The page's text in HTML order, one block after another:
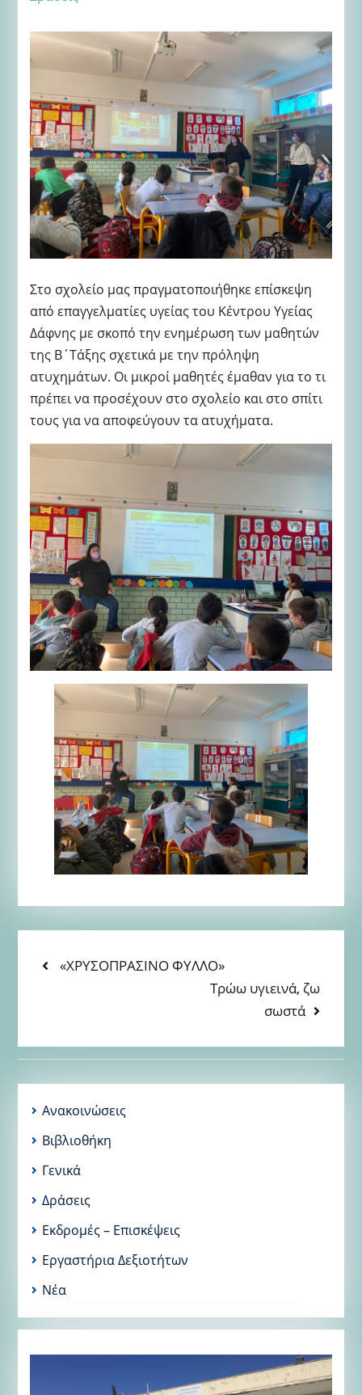
Στο σχολείο μας πραγματοποιήθηκε επίσκεψη
από επαγγελματίες υγείας του Κέντρου Υγείας
Δάφνης με σκοπό την ενημέρωση των μαθητών
της Β΄Τάξης σχετικά με την πρόληψη
ατυχημάτων. Οι μικροί μαθητές έμαθαν για το τι
πρέπει να προσέχουν στο σχολείο και στο σπίτι
τους για να αποφεύγουν τα ατυχήματα.
ΠΛΟΉΓΗΣΗ
Previous
«ΧΡΥΣΟΠΡΑΣΙΝΟ ΦΥΛΛΟ»
Next
Τρώω υγιεινά, ζω
σωστά
Ανακοινώσεις
Βιβλιοθήκη
Γενικά
Δράσεις
Εκδρομές – Επισκέψεις
Εργαστήρια Δεξιοτήτων
Νέα